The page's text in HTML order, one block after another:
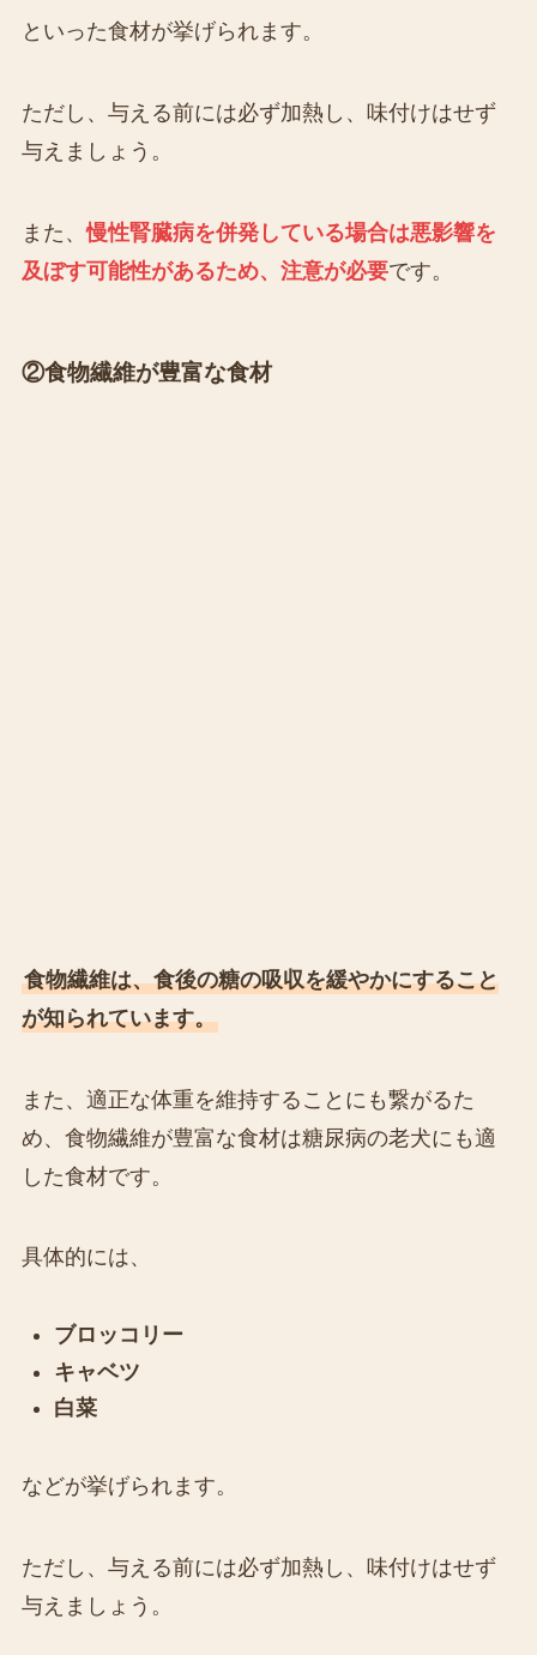
といった食材が挙げられます。
ただし、与える前には必ず加熱し、味付けはせず
与えましょう。
また、慢性腎臓病を併発している場合は悪影響を
及ぼす可能性があるため、注意が必要です。
②食物繊維が豊富な食材
食物繊維は、食後の糖の吸収を緩やかにすること
が知られています。
また、適正な体重を維持することにも繋がるた
め、食物繊維が豊富な食材は糖尿病の老犬にも適
した食材です。
具体的には、
ブロッコリー
キャベツ
白菜
などが挙げられます。
ただし、与える前には必ず加熱し、味付けはせず
与えましょう。